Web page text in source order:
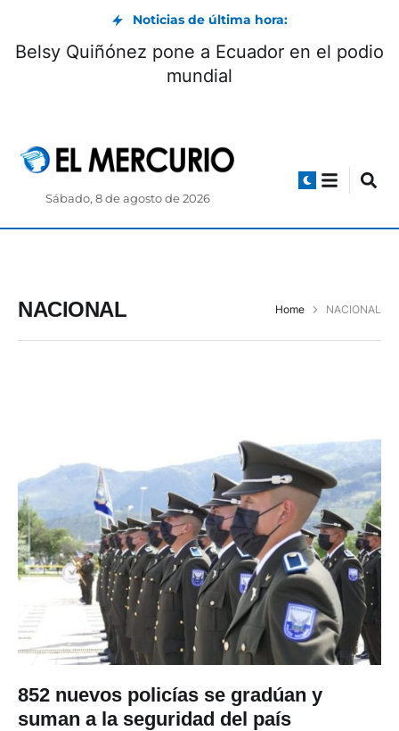
Noticias de última hora:
Belsy Quiñónez pone a Ecuador en el podio
mundial
Sábado, 8 de agosto de 2026
NACIONAL Home NACIONAL
852 nuevos policías se gradúan y
suman a la seguridad del país